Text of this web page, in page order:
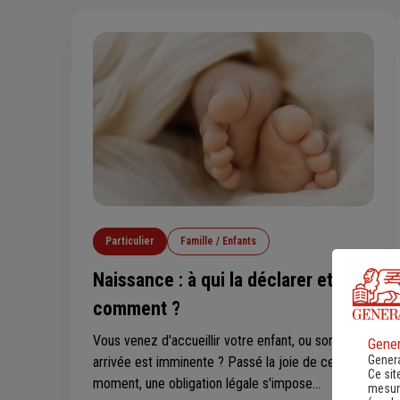
Particulier Famille / Enfants
Naissance : à qui la déclarer et
comment ?
Vous venez d'accueillir votre enfant, ou son
arrivée est imminente ? Passé la joie de ce
moment, une obligation légale s'impose
Ce